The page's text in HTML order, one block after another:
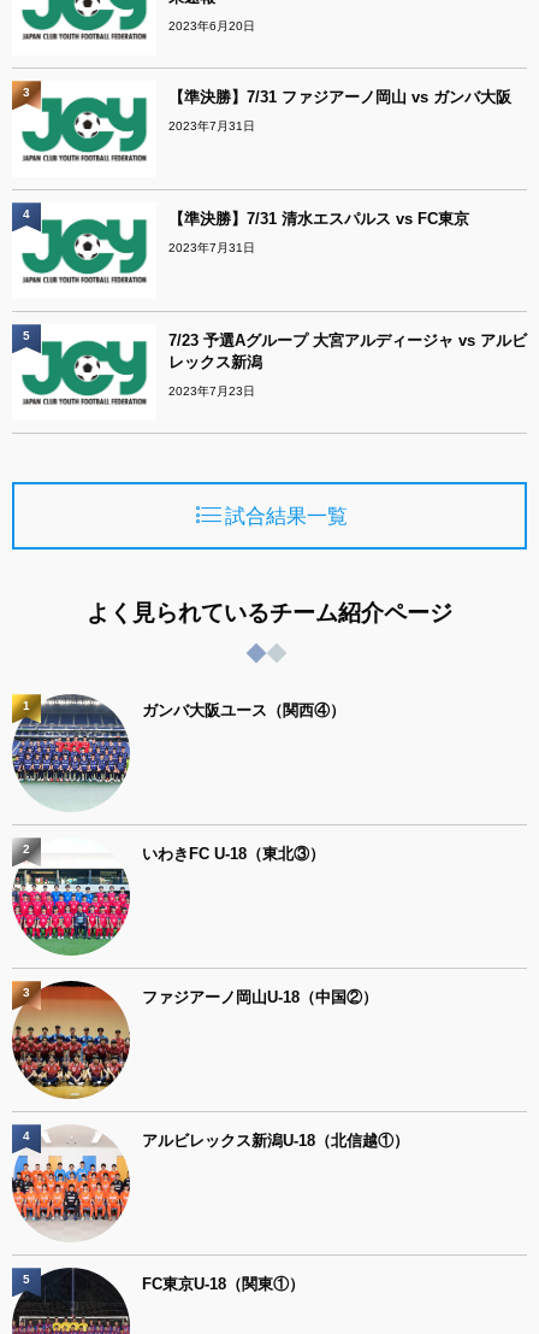
2023年6月20日
【準決勝】7/31 ファジアーノ岡山 vs ガンバ大阪
2023年7月31日
3
【準決勝】7/31 清水エスパルス vs FC東京
2023年7月31日
4
7/23 予選Aグループ 大宮アルディージャ vs アルビ
レックス新潟
2023年7月23日
5
試合結果一覧
よく見られているチーム紹介ページ
ガンバ大阪ユース（関西④）
1
いわきFC U-18（東北③）
2
ファジアーノ岡山U-18（中国②）
3
アルビレックス新潟U-18（北信越①）
4
FC東京U-18（関東①）
5